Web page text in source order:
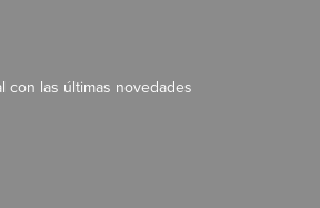
con las últimas novedades